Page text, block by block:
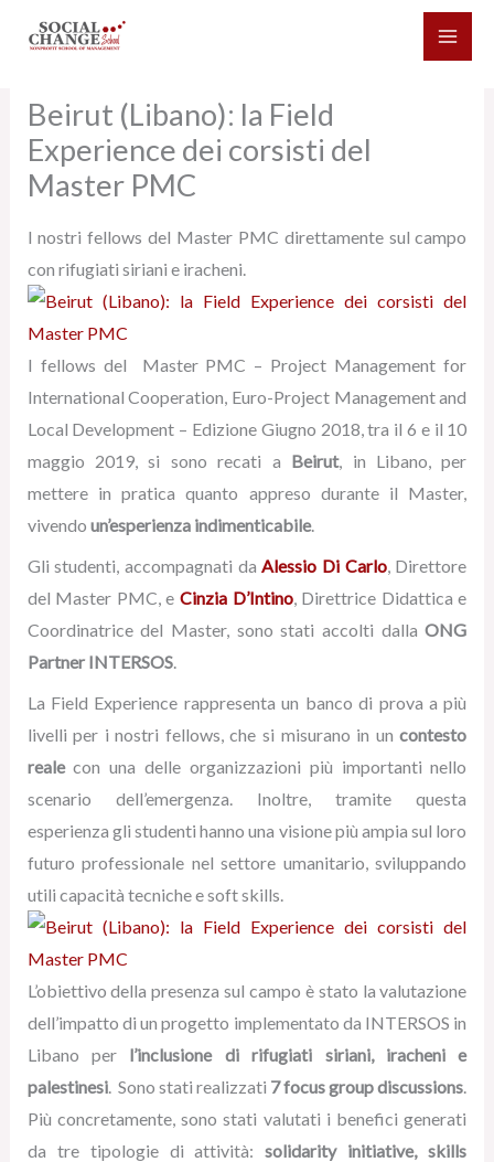
Beirut (Libano): la Field
Experience dei corsisti del
Master PMC
I nostri fellows del Master PMC direttamente sul campo
con rifugiati siriani e iracheni.
I fellows del Master PMC – Project Management for
International Cooperation, Euro-Project Management and
Local Development – Edizione Giugno 2018, tra il 6 e il 10
maggio 2019, si sono recati a Beirut, in Libano, per
mettere in pratica quanto appreso durante il Master,
vivendo un’esperienza indimenticabile.
Gli studenti, accompagnati daAlessio Di Carlo, Direttore
del Master PMC, e Cinzia D’Intino, Direttrice Didattica e
Coordinatrice del Master, sono stati accolti dallaONG
Partner INTERSOS.
La Field Experience rappresenta un banco di prova a più
livelli per i nostri fellows, che si misurano in un contesto
realecon una delle organizzazioni più importanti nello
scenario dell’emergenza. Inoltre, tramite questa
esperienza gli studenti hanno una visione più ampia sul loro
futuro professionale nel settore umanitario, sviluppando
utili capacità tecniche e soft skills.
L’obiettivo della presenza sul campo è stato la valutazione
dell’impatto di un progetto implementato da INTERSOS in
Libano per l’inclusione di rifugiati siriani, iracheni e
palestinesi. Sono stati realizzati 7 focus group discussions.
Più concretamente, sono stati valutati i benefici generati
da tre tipologie di attività:solidarity initiative, skills